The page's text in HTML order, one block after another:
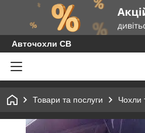
Авточохли СВ
Товари та послуги Чохли